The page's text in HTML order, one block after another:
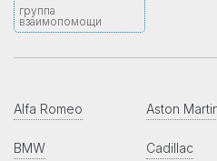
группа
взаимопомощи
Alfa Romeo Aston
BMW Cadillac